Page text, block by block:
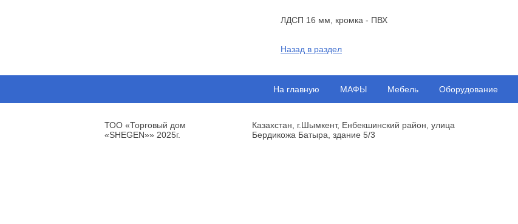
ЛДСП 16 мм, кромка - ПВХ
Назад в раздел
На главную МАФЫ Мебель Оборудование
ТОО «Торговый дом
«SHEGEN»» 2025г.
Казахстан, г.Шымкент, Енбекшинский район, улица
Бердикожа Батыра, здание 5/3